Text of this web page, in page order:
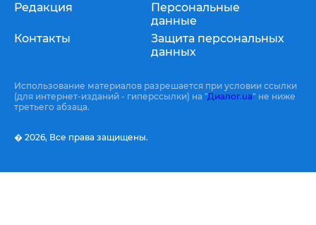
Редакция
Контакты
Персональные
данные
Защита персональных
данных
Использование материалов разрешается при условии ссылки
(для интернет-изданий - гиперссылки) на "Диалог.ua" не ниже
третьего абзаца.
� 2026, Все права защищены.